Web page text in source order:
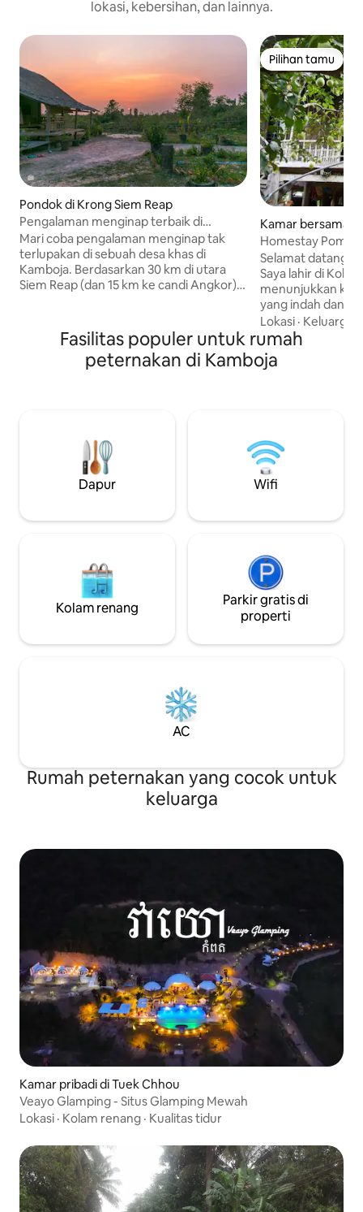
lokasi, kebersihan, dan lainnya.
Pondok di Krong Siem Reap
Pengalaman menginap terbaik di
Kamboja
Mari coba pengalaman menginap tak
terlupakan di sebuah desa khas di
Kamboja. Berdasarkan 30 km di utara
Siem Reap (dan 15 km ke candi Angkor)
memungkinkan pengunjung untuk
mendapatkan pengalaman yang indah di
tempat yang tenang, jauh dari kota yang
- orang yang indah dari Peaksneng.
Warga Peaksneng akan menyambut
dengan hangat & Anda akan merasakan
pengalaman yang tak terlupakan.
Pilihan tamu
Pilihan tamu
Kamar bersama
cheh
Homestay
Selamat datang!
Saya lahir di Koh
menunjukkan
yang indah dan
memiliki panjang
bisa menjelajahi
kaki atau
tempat ini juga
kami dan
kami masak di
menginap
saja. Sampai
Lokasi · Keluarga
Fasilitas populer untuk rumah
peternakan di Kamboja
Dapur Wifi
Kolam renang
Parkir gratis di
properti
AC
Rumah peternakan yang cocok untuk
keluarga
Kamar pribadi di Tuek Chhou
Veayo Glamping - Situs Glamping Mewah
Lokasi · Kolam renang · Kualitas tidur